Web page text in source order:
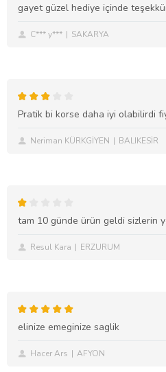
gayet güzel hediye içinde
C*** y*** SAKARYA
Pratik bi korse daha iyi olabilirdi
Neriman KÜRKGİYEN BALIKESİR
tam 10 günde ürün geldi sizlerin
Resul Kara ERZURUM
elinize emeginize saglik
Hacer Ars AFYON